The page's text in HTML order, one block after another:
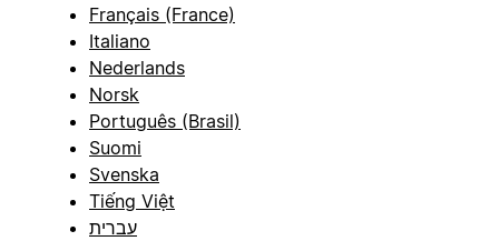
Français (France)
Italiano
Nederlands
Norsk
Português (Brasil)
Suomi
Svenska
Tiếng Việt
עברית